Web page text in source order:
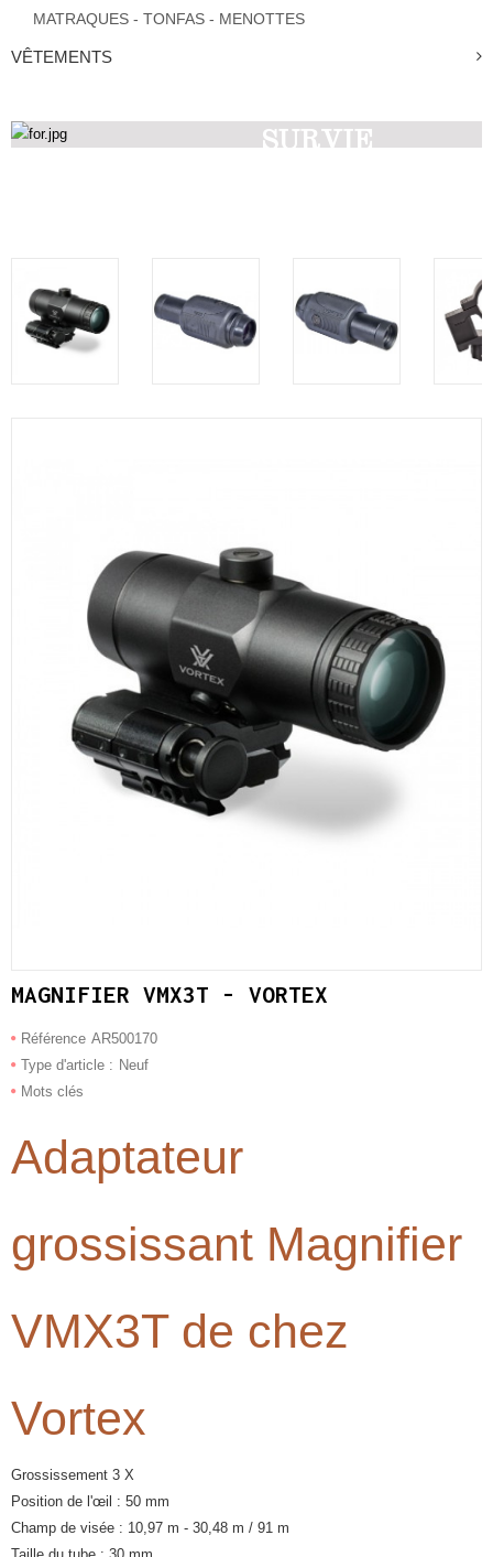
MATRAQUES - TONFAS - MENOTTES
VÊTEMENTS
SURVIE
MAGNIFIER VMX3T - VORTEX
Référence AR500170
Type d'article : Neuf
Mots clés
Adaptateur
grossissant Magnifier
VMX3T de chez
Vortex
Grossissement 3 X
Position de l'œil : 50 mm
Champ de visée : 10,97 m - 30,48 m / 91 m